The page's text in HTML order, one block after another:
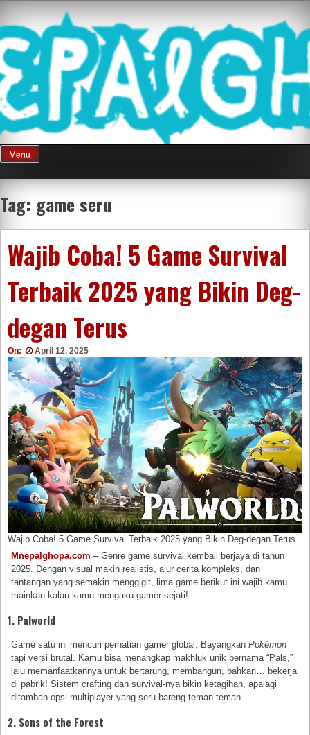
content
Mnepalghopa
Review Game
Terkini Paling
Seluruh Di
Indonesia
Menu
Tag: game seru
Wajib Coba! 5 Game Survival
Terbaik 2025 yang Bikin Deg-
degan Terus
On: April 12, 2025
Wajib Coba! 5 Game Survival Terbaik 2025 yang Bikin Deg-degan Terus
Mnepalghopa.com – Genre game survival kembali berjaya di tahun
2025. Dengan visual makin realistis, alur cerita kompleks, dan
tantangan yang semakin menggigit, lima game berikut ini wajib kamu
mainkan kalau kamu mengaku gamer sejati!
1. Palworld
Game satu ini mencuri perhatian gamer global. BayangkanPokémon
tapi versi brutal. Kamu bisa menangkap makhluk unik bernama “Pals,”
lalu memanfaatkannya untuk bertarung, membangun, bahkan… bekerja
di pabrik! Sistem crafting dan survival-nya bikin ketagihan, apalagi
ditambah opsi multiplayer yang seru bareng teman-teman.
2. Sons of the Forest